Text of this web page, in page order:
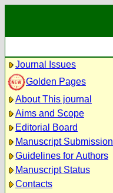
Journal Issues
Golden Pages
About This journal
Aims and Scope
Editorial Board
Manuscript Submission
Guidelines for Authors
Manuscript Status
Contacts